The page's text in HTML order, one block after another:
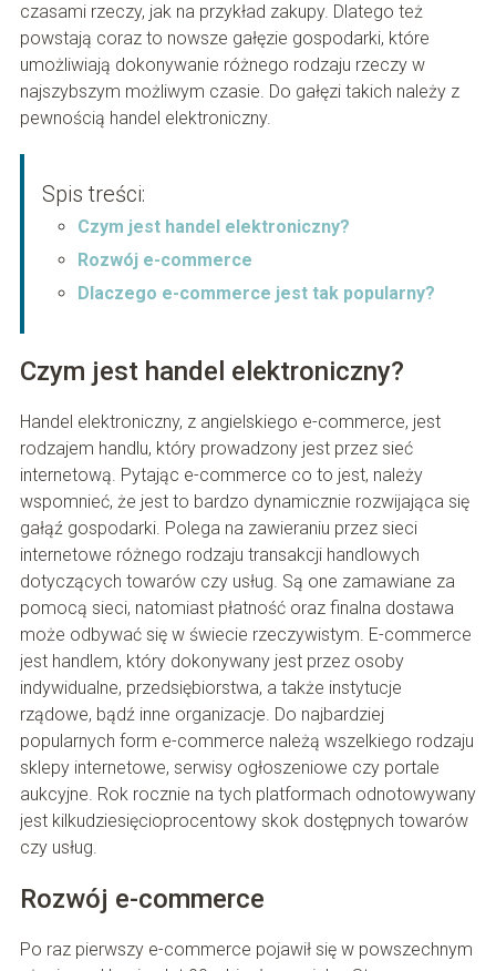
czasami rzeczy, jak na przykład zakupy. Dlatego też
powstają coraz to nowsze gałęzie gospodarki, które
umożliwiają dokonywanie różnego rodzaju rzeczy w
najszybszym możliwym czasie. Do gałęzi takich należy z
pewnością handel elektroniczny.
Spis treści:
Czym jest handel elektroniczny?
Rozwój e-commerce
Dlaczego e-commerce jest tak popularny?
Czym jest handel elektroniczny?
Handel elektroniczny, z angielskiego e-commerce, jest
rodzajem handlu, który prowadzony jest przez sieć
internetową. Pytając e-commerce co to jest, należy
wspomnieć, że jest to bardzo dynamicznie rozwijająca się
gałąź gospodarki. Polega na zawieraniu przez sieci
internetowe różnego rodzaju transakcji handlowych
dotyczących towarów czy usług. Są one zamawiane za
pomocą sieci, natomiast płatność oraz finalna dostawa
może odbywać się w świecie rzeczywistym. E-commerce
jest handlem, który dokonywany jest przez osoby
indywidualne, przedsiębiorstwa, a także instytucje
rządowe, bądź inne organizacje. Do najbardziej
popularnych form e-commerce należą wszelkiego rodzaju
sklepy internetowe, serwisy ogłoszeniowe czy portale
aukcyjne. Rok rocznie na tych platformach odnotowywany
jest kilkudziesięcioprocentowy skok dostępnych towarów
czy usług.
Rozwój e-commerce
Po raz pierwszy e-commerce pojawił się w powszechnym